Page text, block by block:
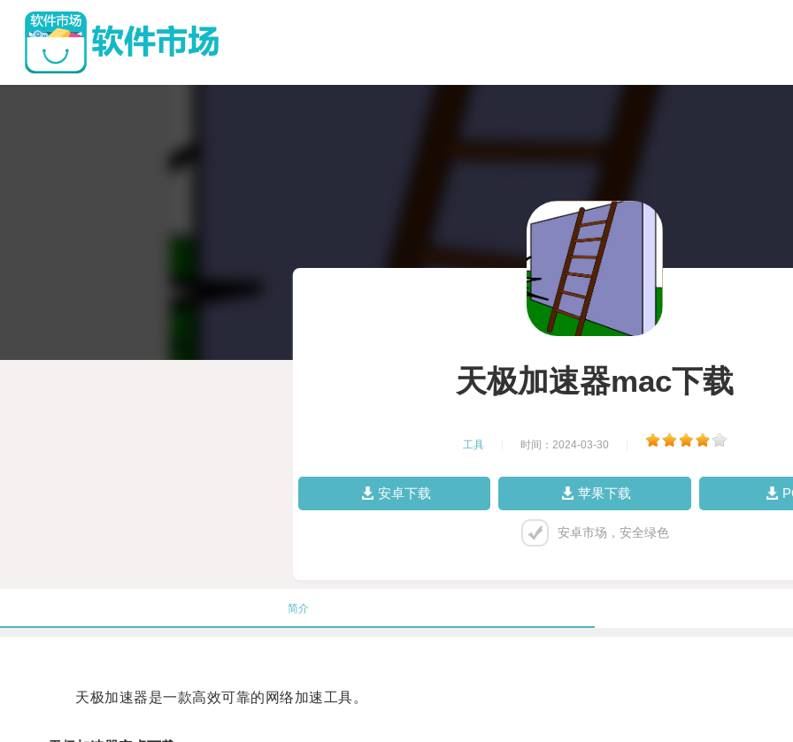
天极加速器mac下载
工具 时间：2024-03-30
安卓下载 苹果下载
安卓市场，安全绿色
简介
天极加速器是一款高效可靠的网络加速工具。